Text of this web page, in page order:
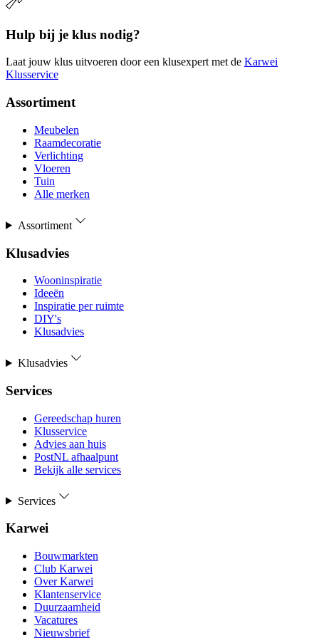
Hulp bij je klus nodig?
Laat jouw klus uitvoeren door een klusexpert met de Karwei
Klusservice
Assortiment
Meubelen
Raamdecoratie
Verlichting
Vloeren
Tuin
Alle merken
Assortiment
Klusadvies
Wooninspiratie
Ideeën
Inspiratie per ruimte
DIY's
Klusadvies
Klusadvies
Services
Gereedschap huren
Klusservice
Advies aan huis
PostNL afhaalpunt
Bekijk alle services
Services
Karwei
Bouwmarkten
Club Karwei
Over Karwei
Klantenservice
Duurzaamheid
Vacatures
Nieuwsbrief